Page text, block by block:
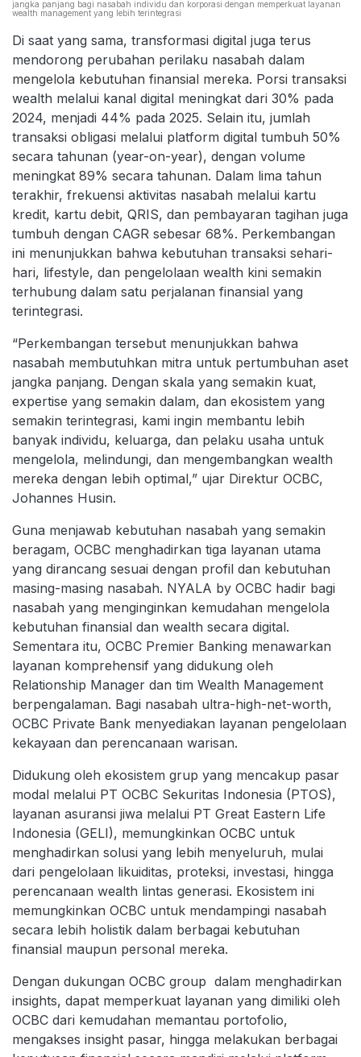
jangka panjang bagi nasabah individu dan korporasi dengan memperkuat layanan
wealth management yang lebih terintegrasi
Di saat yang sama, transformasi digital juga terus
mendorong perubahan perilaku nasabah dalam
mengelola kebutuhan finansial mereka. Porsi transaksi
wealth melalui kanal digital meningkat dari 30% pada
2024, menjadi 44% pada 2025. Selain itu, jumlah
transaksi obligasi melalui platform digital tumbuh 50%
secara tahunan (year-on-year), dengan volume
meningkat 89% secara tahunan. Dalam lima tahun
terakhir, frekuensi aktivitas nasabah melalui kartu
kredit, kartu debit, QRIS, dan pembayaran tagihan juga
tumbuh dengan CAGR sebesar 68%. Perkembangan
ini menunjukkan bahwa kebutuhan transaksi sehari-
hari, lifestyle, dan pengelolaan wealth kini semakin
terhubung dalam satu perjalanan finansial yang
terintegrasi.
“Perkembangan tersebut menunjukkan bahwa
nasabah membutuhkan mitra untuk pertumbuhan aset
jangka panjang. Dengan skala yang semakin kuat,
expertise yang semakin dalam, dan ekosistem yang
semakin terintegrasi, kami ingin membantu lebih
banyak individu, keluarga, dan pelaku usaha untuk
mengelola, melindungi, dan mengembangkan wealth
mereka dengan lebih optimal,” ujar Direktur OCBC,
Johannes Husin.
Guna menjawab kebutuhan nasabah yang semakin
beragam, OCBC menghadirkan tiga layanan utama
yang dirancang sesuai dengan profil dan kebutuhan
masing-masing nasabah. NYALA by OCBC hadir bagi
nasabah yang menginginkan kemudahan mengelola
kebutuhan finansial dan wealth secara digital.
Sementara itu, OCBC Premier Banking menawarkan
layanan komprehensif yang didukung oleh
Relationship Manager dan tim Wealth Management
berpengalaman. Bagi nasabah ultra-high-net-worth,
OCBC Private Bank menyediakan layanan pengelolaan
kekayaan dan perencanaan warisan.
Didukung oleh ekosistem grup yang mencakup pasar
modal melalui PT OCBC Sekuritas Indonesia (PTOS),
layanan asuransi jiwa melalui PT Great Eastern Life
Indonesia (GELI), memungkinkan OCBC untuk
menghadirkan solusi yang lebih menyeluruh, mulai
dari pengelolaan likuiditas, proteksi, investasi, hingga
perencanaan wealth lintas generasi. Ekosistem ini
memungkinkan OCBC untuk mendampingi nasabah
secara lebih holistik dalam berbagai kebutuhan
finansial maupun personal mereka.
Dengan dukungan OCBC group dalam menghadirkan
insights, dapat memperkuat layanan yang dimiliki oleh
OCBC dari kemudahan memantau portofolio,
mengakses insight pasar, hingga melakukan berbagai